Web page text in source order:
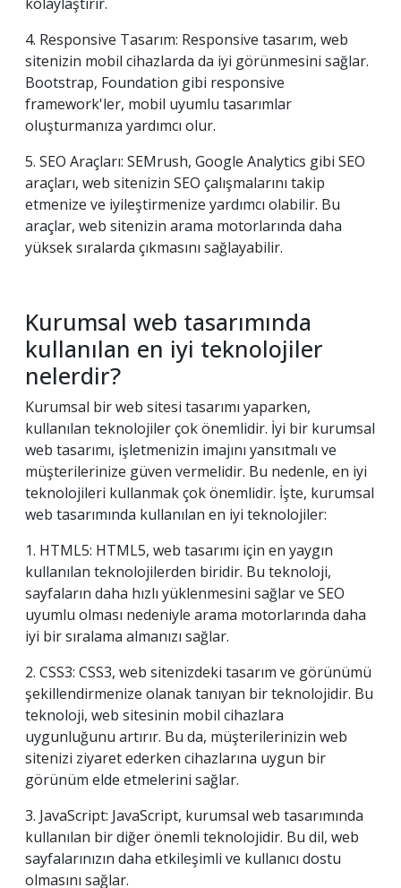
4. Responsive Tasarım: Responsive tasarım, web
sitenizin mobil cihazlarda da iyi görünmesini sağlar.
Bootstrap, Foundation gibi responsive
framework'ler, mobil uyumlu tasarımlar
oluşturmanıza yardımcı olur.
5. SEO Araçları: SEMrush, Google Analytics gibi SEO
araçları, web sitenizin SEO çalışmalarını takip
etmenize ve iyileştirmenize yardımcı olabilir. Bu
araçlar, web sitenizin arama motorlarında daha
yüksek sıralarda çıkmasını sağlayabilir.
Kurumsal web tasarımında
kullanılan en iyi teknolojiler
nelerdir?
Kurumsal bir web sitesi tasarımı yaparken,
kullanılan teknolojiler çok önemlidir. İyi bir kurumsal
web tasarımı, işletmenizin imajını yansıtmalı ve
müşterilerinize güven vermelidir. Bu nedenle, en iyi
teknolojileri kullanmak çok önemlidir. İşte, kurumsal
web tasarımında kullanılan en iyi teknolojiler:
1. HTML5: HTML5, web tasarımı için en yaygın
kullanılan teknolojilerden biridir. Bu teknoloji,
sayfaların daha hızlı yüklenmesini sağlar ve SEO
uyumlu olması nedeniyle arama motorlarında daha
iyi bir sıralama almanızı sağlar.
2. CSS3: CSS3, web sitenizdeki tasarım ve görünümü
şekillendirmenize olanak tanıyan bir teknolojidir. Bu
teknoloji, web sitesinin mobil cihazlara
uygunluğunu artırır. Bu da, müşterilerinizin web
sitenizi ziyaret ederken cihazlarına uygun bir
görünüm elde etmelerini sağlar.
3. JavaScript: JavaScript, kurumsal web tasarımında
kullanılan bir diğer önemli teknolojidir. Bu dil, web
sayfalarınızın daha etkileşimli ve kullanıcı dostu
olmasını sağlar.